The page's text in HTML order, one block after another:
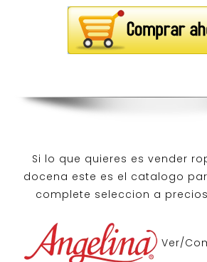
Si lo que quieres es vender
docena este es el catalogo
complete seleccion a
Ver/